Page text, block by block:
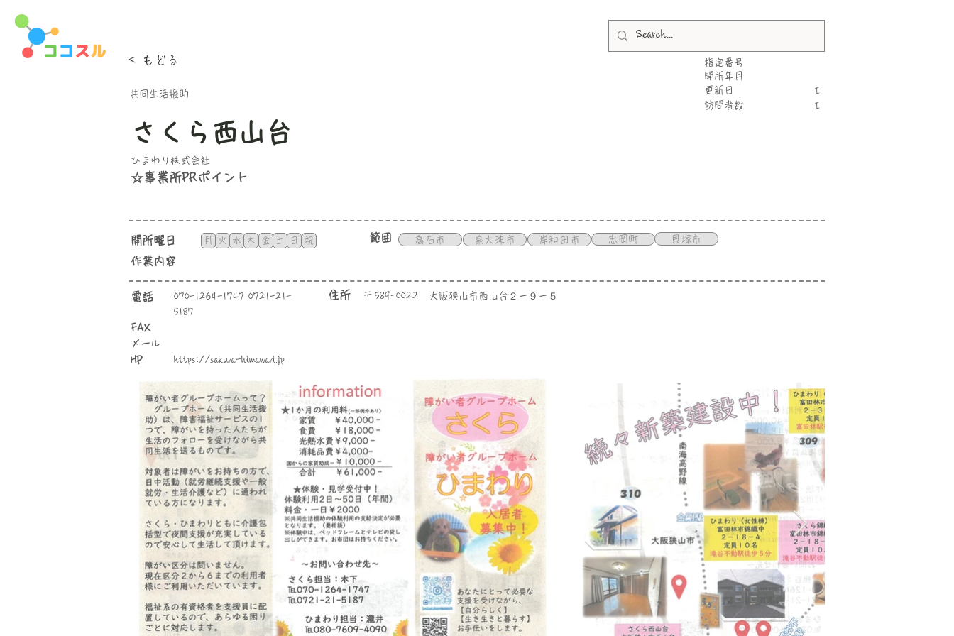
< もどる 指定番号
更新日
I
​訪問者数
I
​開所年月
共同生活援助
さくら西山台
ひまわり株式会社
☆事業所PRポイント
​開所曜日
​作業内容
月 火 水 木 金 土 日 祝 範囲 高石市 泉大津市 岸和田市 忠岡町 貝塚市
​電話
FAX
​メール
070-1264-1747 0721-21-
5187
住所 589-0022
〒 大阪狭山市西山台２－９－５
HP https://sakura-himawari.jp